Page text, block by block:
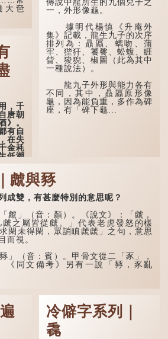
半句
」...
大夿
十萬
一筆
讀
此
大巴
足本
，千
唐朝
》。
有自
在失
金耗
低潮
得意
月。
散盡
思是
必然
金散
約是
被唐
這期
一，外形像龜。
據明代楊慎《升庵外
集》記載，龍生九子的次序
排列為：贔屭、螭吻、蒲
牢、狴犴、饕餮、蚣蝮、睚
眥、狻猊、椒圖（此為其中
一種說法）。
龍九子外形與能力各有
不同，其中，贔屭原形像
龜，因為能負重，多作為碑
座，有「碑下龜...
虤與豩
雙，有甚麼特別的意思呢？
」（音：顏）。《說文》：「虤，
之屬皆從虤。」代表老虎發怒的樣
閑未得閑，眾誚瞋虤虤」之句，意思
目而視。
（音：賓）。甲骨文從二「豕」，
《同文備考》另有一說「豩，豕亂
冷僻字系列｜
毳